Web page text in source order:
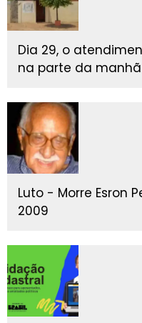
Dia 29, o
na parte da manhã
Luto - Morre Esron
2009